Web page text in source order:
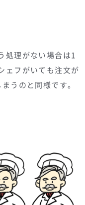
処理がない場合は1
ェフがいても注文が
うのと同様です。